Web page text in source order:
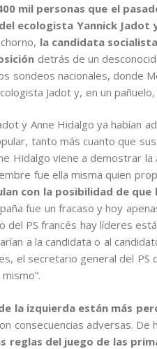
mil personas que el
ecologista Yannick Jadot
la candidata
detrás de un
sondeos nacionales, donde
Jadot y, en un
y Anne Hidalgo ya habían
tanto más cuanto que
Hidalgo viene a demostrar
fue ella misma quien
con la posibilidad de
fue un fracaso y hoy
del PS francés hay líderes
a la candidata o al
el secretario general del PS
la izquierda están más
consecuencias adversas. De
reglas del juego de las